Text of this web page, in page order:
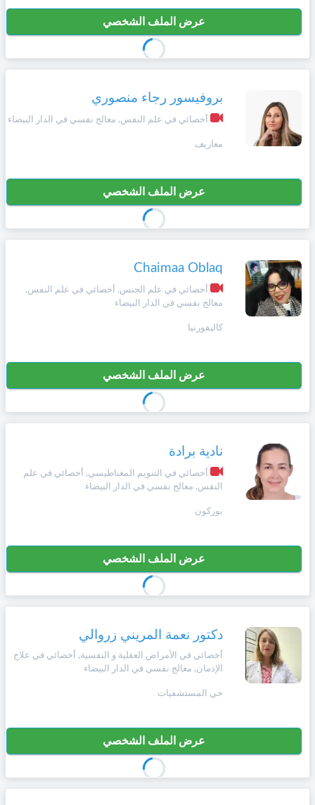
عرض الملف الشخصي
بروفيسور رجاء منصوري
أخصائي في علم النفس, معالج نفسي في الدار البيضاء
معاريف
عرض الملف الشخصي
Chaimaa Oblaq
أخصائي في علم الجنس, أخصائي في علم النفس,
معالج نفسي في الدار البيضاء
كاليفورنيا
عرض الملف الشخصي
نادية برادة
أخصائي في التنويم المغناطيسي, أخصائي في علم
النفس, معالج نفسي في الدار البيضاء
بوركون
عرض الملف الشخصي
دكتور نعمة المريني زروالي
أخصائي في الأمراض العقلية و النفسية, أخصائي في علاج
الإدمان, معالج نفسي في الدار البيضاء
حي المستشفيات
عرض الملف الشخصي